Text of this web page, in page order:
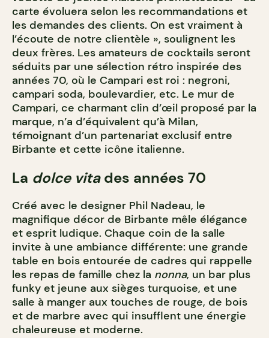
carte évoluera selon les recommandations et
les demandes des clients. On est vraiment à
l’écoute de notre clientèle », soulignent les
deux frères. Les amateurs de cocktails seront
séduits par une sélection rétro inspirée des
années 70, où le Campari est roi : negroni,
campari soda, boulevardier, etc. Le mur de
Campari, ce charmant clin d’œil proposé par la
marque, n’a d’équivalent qu’à Milan,
témoignant d’un partenariat exclusif entre
Birbante et cette icône italienne.
La dolce vitades années 70
Créé avec le designer Phil Nadeau, le
magnifique décor de Birbante mêle élégance
et esprit ludique. Chaque coin de la salle
invite à une ambiance différente: une grande
table en bois entourée de cadres qui rappelle
les repas de famille chez la nonna, un bar plus
funky et jeune aux sièges turquoise, et une
salle à manger aux touches de rouge, de bois
et de marbre avec qui insufflent une énergie
chaleureuse et moderne.